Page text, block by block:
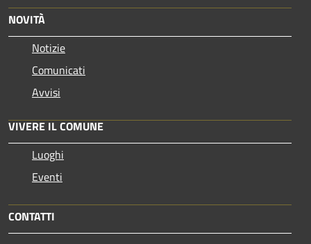
NOVITÀ
Notizie
Comunicati
Avvisi
VIVERE IL COMUNE
Luoghi
Eventi
CONTATTI